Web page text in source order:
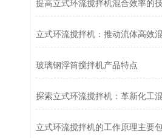
玻璃钢浮筒搅拌机产品特点